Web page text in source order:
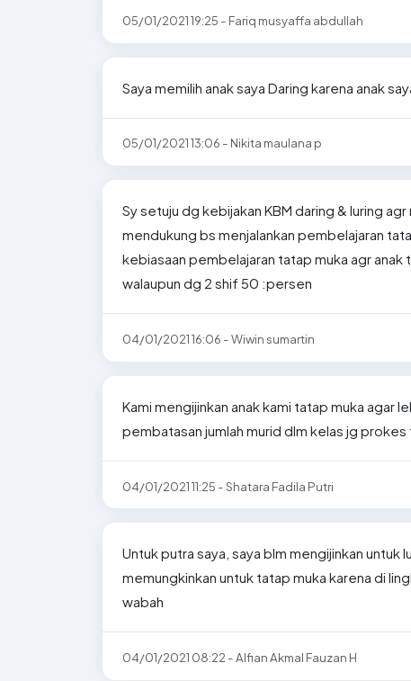
05/01/2021 19:25 - Fariq musyaffa abdullah
Saya memilih anak saya Daring karena anak
05/01/2021 13:06 - Nikita maulana p
Sy setuju dg kebijakan KBM daring & luring
mendukung bs menjalankan pembelajaran
kebiasaan pembelajaran tatap muka agr
walaupun dg 2 shif 50 :persen
04/01/2021 16:06 - Wiwin sumartin
Kami mengijinkan anak kami tatap muka agar
pembatasan jumlah murid dlm kelas jg
04/01/2021 11:25 - Shatara Fadila Putri
Untuk putra saya, saya blm mengijinkan untuk
memungkinkan untuk tatap muka karena di
wabah
04/01/2021 08:22 - Alfian Akmal Fauzan H